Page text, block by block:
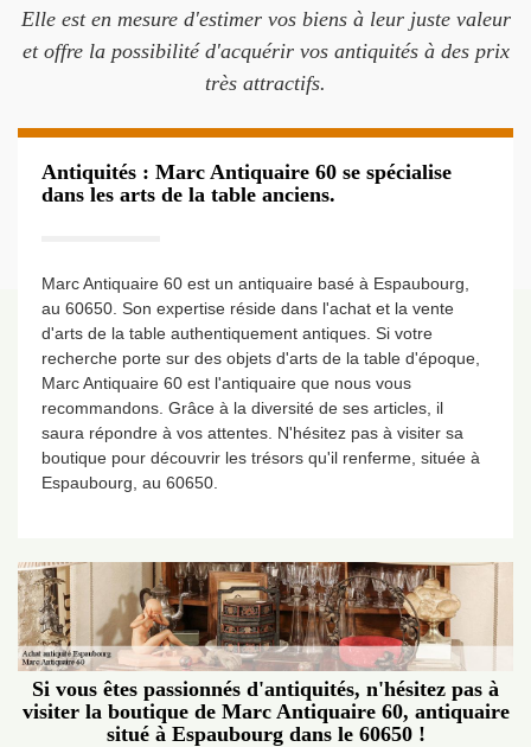
Elle est en mesure d'estimer vos biens à leur juste valeur
et offre la possibilité d'acquérir vos antiquités à des prix
très attractifs.
Antiquités : Marc Antiquaire 60 se spécialise
dans les arts de la table anciens.
Marc Antiquaire 60 est un antiquaire basé à Espaubourg,
au 60650. Son expertise réside dans l'achat et la vente
d'arts de la table authentiquement antiques. Si votre
recherche porte sur des objets d'arts de la table d'époque,
Marc Antiquaire 60 est l'antiquaire que nous vous
recommandons. Grâce à la diversité de ses articles, il
saura répondre à vos attentes. N'hésitez pas à visiter sa
boutique pour découvrir les trésors qu'il renferme, située à
Espaubourg, au 60650.
Si vous êtes passionnés d'antiquités, n'hésitez pas à
visiter la boutique de Marc Antiquaire 60, antiquaire
situé à Espaubourg dans le 60650 !